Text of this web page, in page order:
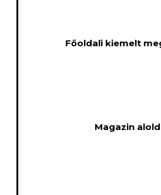
Főoldali kiemelt
Magazin